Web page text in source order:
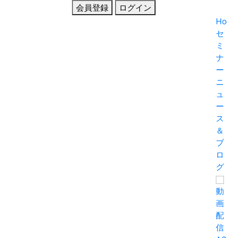
会員登録
ログイン
セ
ミ
ナ
ー
ニ
ュ
ー
ス
＆
ブ
ロ
グ
動
画
配
信